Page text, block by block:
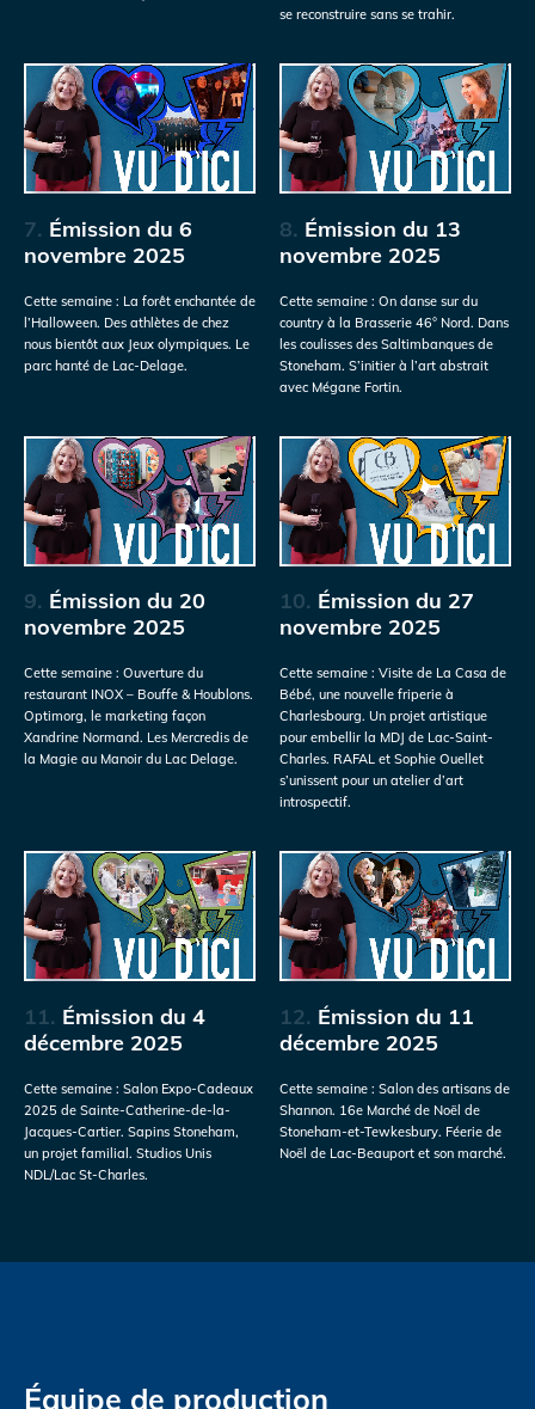
se reconstruire sans se trahir.
7. Émission du 6
novembre 2025
Cette semaine : La forêt enchantée de
l’Halloween. Des athlètes de chez
nous bientôt aux Jeux olympiques. Le
parc hanté de Lac-Delage.
8. Émission du 13
novembre 2025
Cette semaine : On danse sur du
country à la Brasserie 46° Nord. Dans
les coulisses des Saltimbanques de
Stoneham. S’initier à l’art abstrait
avec Mégane Fortin.
9. Émission du 20
novembre 2025
Cette semaine : Ouverture du
restaurant INOX – Bouffe & Houblons.
Optimorg, le marketing façon
Xandrine Normand. Les Mercredis de
la Magie au Manoir du Lac Delage.
10. Émission du 27
novembre 2025
Cette semaine : Visite de La Casa de
Bébé, une nouvelle friperie à
Charlesbourg. Un projet artistique
pour embellir la MDJ de Lac-Saint-
Charles. RAFAL et Sophie Ouellet
s’unissent pour un atelier d’art
introspectif.
11. Émission du 4
décembre 2025
Cette semaine : Salon Expo-Cadeaux
2025 de Sainte-Catherine-de-la-
Jacques-Cartier. Sapins Stoneham,
un projet familial. Studios Unis
NDL/Lac St-Charles.
12. Émission du 11
décembre 2025
Cette semaine : Salon des artisans de
Shannon. 16e Marché de Noël de
Stoneham-et-Tewkesbury. Féerie de
Noël de Lac-Beauport et son marché.
Équipe de production